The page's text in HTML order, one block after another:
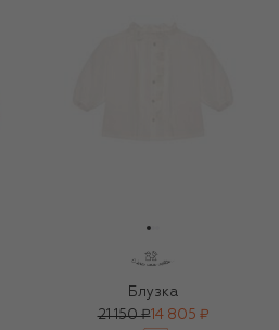
Блузка
21 150 ₽14 805 ₽